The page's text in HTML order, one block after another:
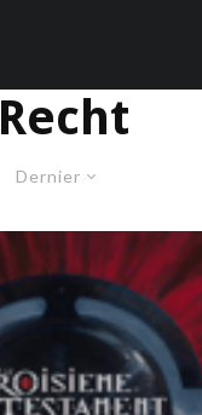
Recht
Dernier